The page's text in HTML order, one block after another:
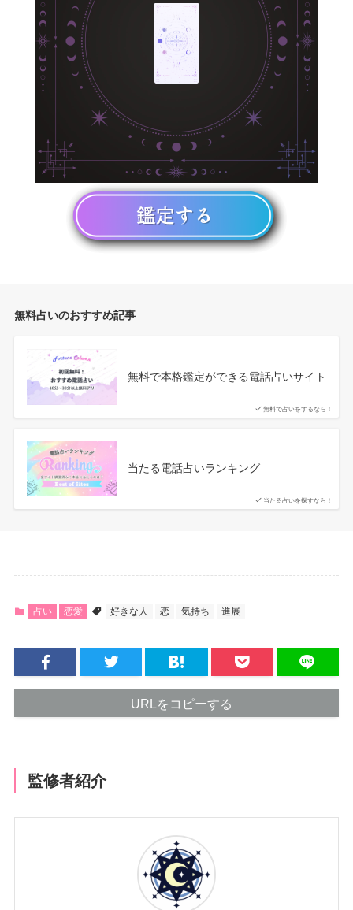
無料占いのおすすめ記事
無料で占いをするなら！
無料で本格鑑定ができる電話占いサイト
当たる占いを探すなら！
当たる電話占いランキング
占い 恋愛 好きな人 恋 気持ち 進展
URLをコピーする
監修者紹介